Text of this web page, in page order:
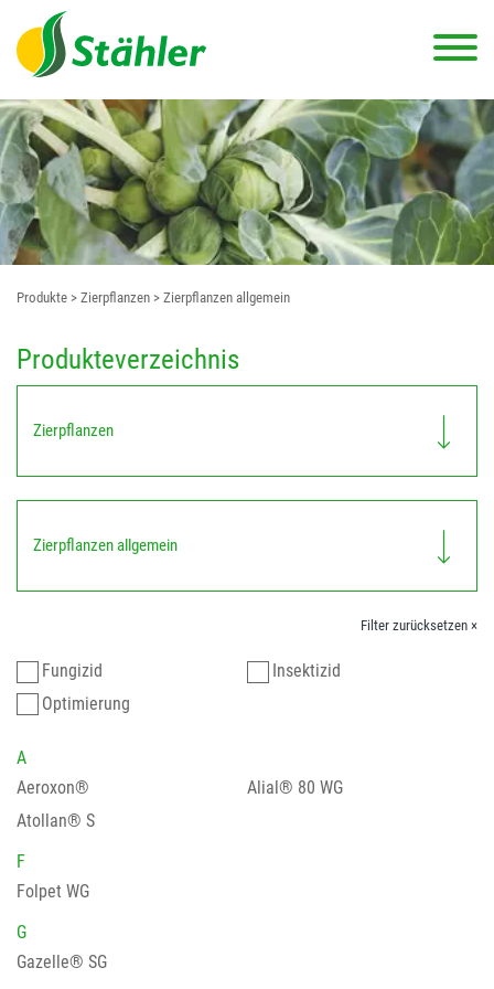
Produkte > Zierpflanzen > Zierpflanzen allgemein
Produkteverzeichnis
Zierpflanzen
Zierpflanzen allgemein
Filter zurücksetzen ×
Fungizid
Insektizid
Optimierung
A
Aeroxon®
Alial® 80 WG
Atollan® S
F
Folpet WG
G
Gazelle® SG